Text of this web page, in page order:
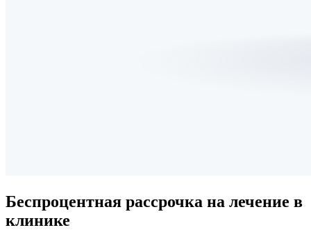
Беспроцентная рассрочка на лечение в
клинике